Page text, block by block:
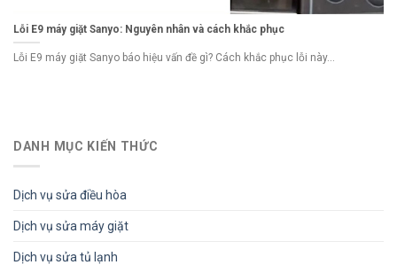
Lỗi E9 máy giặt Sanyo: Nguyên nhân và cách khắc phục
Lỗi E9 máy giặt Sanyo báo hiệu vấn đề gì? Cách khắc phục lỗi này...
DANH MỤC KIẾN THỨC
Dịch vụ sửa điều hòa
Dịch vụ sửa máy giặt
Dịch vụ sửa tủ lạnh